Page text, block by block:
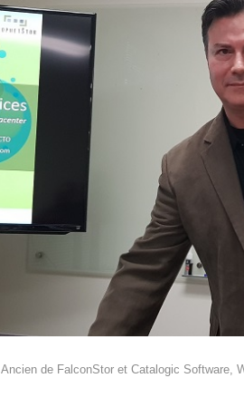
Ancien de FalconStor et Catalogic Software,